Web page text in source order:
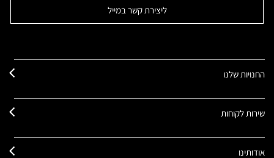
ליצירת קשר במייל
החנויות שלנו
שירות לקוחות
אודותינו